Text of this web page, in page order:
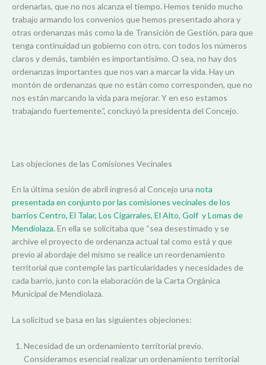
ordenarlas, que no nos alcanza el tiempo. Hemos tenido mucho
trabajo armando los convenios que hemos presentado ahora y
otras ordenanzas más como la de Transición de Gestión, para que
tenga continuidad un gobierno con otro, con todos los números
claros y demás, también es importantísimo. O sea, no hay dos
ordenanzas importantes que nos van a marcar la vida. Hay un
montón de ordenanzas que no están como corresponden, que no
nos están marcando la vida para mejorar. Y en eso estamos
trabajando fuertemente.”, concluyó la presidenta del Concejo.
Las objeciones de las Comisiones Vecinales
En la última sesión de abril ingresó al Concejo una nota
presentada en conjunto por las comisiones vecinales de los
barrios Centro, El Talar, Los Cigarrales, El Alto, Golf y Lomas de
Mendiolaza.En ella se solicitaba que “sea desestimado y se
archive el proyecto de ordenanza actual tal como está y que
previo al abordaje del mismo se realice un reordenamiento
territorial que contemple las particularidades y necesidades de
cada barrio, junto con la elaboración de la Carta Orgánica
Municipal de Mendiolaza.
La solicitud se basa en las siguientes objeciones:
Necesidad de un ordenamiento territorial previo.
Consideramos esencial realizar un ordenamiento territorial